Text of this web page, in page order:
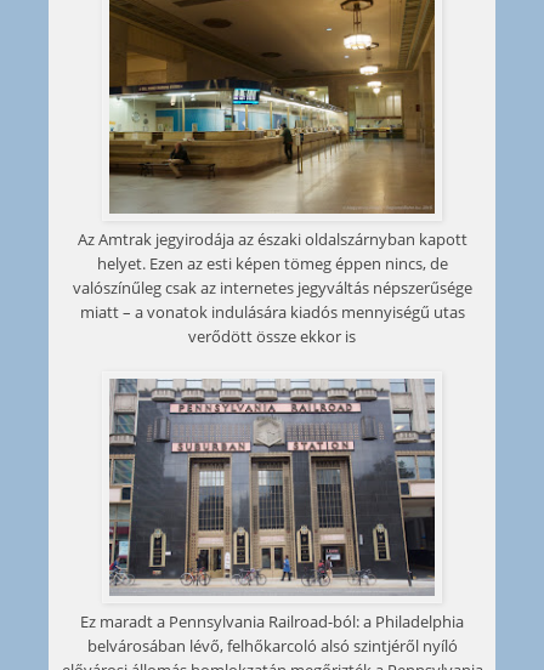
Az Amtrak jegyirodája az északi oldalszárnyban kapott
helyet. Ezen az esti képen tömeg éppen nincs, de
valószínűleg csak az internetes jegyváltás népszerűsége
miatt – a vonatok indulására kiadós mennyiségű utas
verődött össze ekkor is
Ez maradt a Pennsylvania Railroad-ból: a Philadelphia
belvárosában lévő, felhőkarcoló alsó szintjéről nyíló